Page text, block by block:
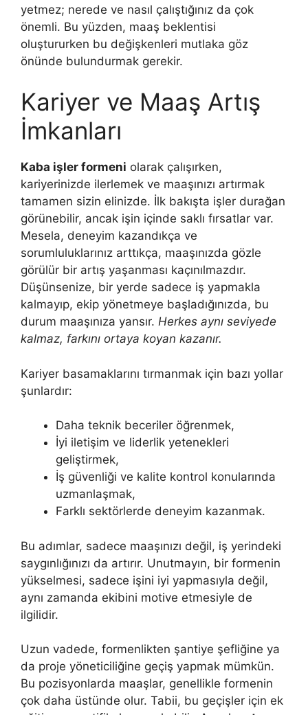
yetmez; nerede ve nasıl çalıştığınız da çok
önemli. Bu yüzden, maaş beklentisi
oluştururken bu değişkenleri mutlaka göz
önünde bulundurmak gerekir.
Kariyer ve Maaş Artış
İmkanları
Kaba işler formeni olarak çalışırken,
kariyerinizde ilerlemek ve maaşınızı artırmak
tamamen sizin elinizde. İlk bakışta işler durağan
görünebilir, ancak işin içinde saklı fırsatlar var.
Mesela, deneyim kazandıkça ve
sorumluluklarınız arttıkça, maaşınızda gözle
görülür bir artış yaşanması kaçınılmazdır.
Düşünsenize, bir yerde sadece iş yapmakla
kalmayıp, ekip yönetmeye başladığınızda, bu
durum maaşınıza yansır. Herkes aynı seviyede
kalmaz, farkını ortaya koyan kazanır.
Kariyer basamaklarını tırmanmak için bazı yollar
şunlardır:
Daha teknik beceriler öğrenmek,
İyi iletişim ve liderlik yetenekleri
geliştirmek,
İş güvenliği ve kalite kontrol konularında
uzmanlaşmak,
Farklı sektörlerde deneyim kazanmak.
Bu adımlar, sadece maaşınızı değil, iş yerindeki
saygınlığınızı da artırır. Unutmayın, bir formenin
yükselmesi, sadece işini iyi yapmasıyla değil,
aynı zamanda ekibini motive etmesiyle de
ilgilidir.
Uzun vadede, formenlikten şantiye şefliğine ya
da proje yöneticiliğine geçiş yapmak mümkün.
Bu pozisyonlarda maaşlar, genellikle formenin
çok daha üstünde olur. Tabii, bu geçişler için ek